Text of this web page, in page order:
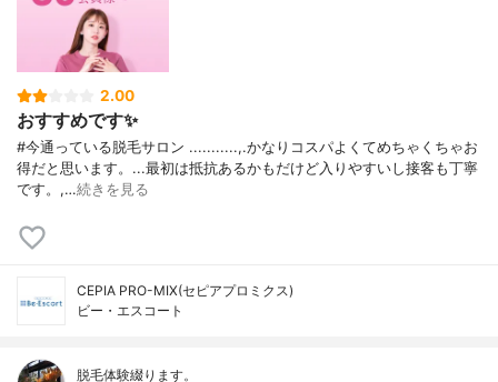
2.00
おすすめです✨
#今通っている脱毛サロン ...........,.かなりコスパよくてめちゃくちゃお
得だと思います。...最初は抵抗あるかもだけど入りやすいし接客も丁寧
です。,…続きを見る
CEPIA PRO-MIX(セピアプロミクス)
ビー・エスコート
脱毛体験綴ります。